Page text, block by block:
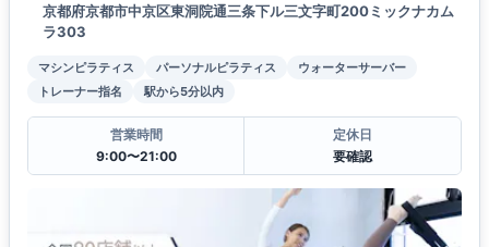
京都府京都市中京区東洞院通三条下ル三文字町200ミックナカム
ラ303
マシンピラティス パーソナルピラティス
ウォーターサーバー
トレーナー指名
駅から5分以内
営業時間
9:00〜21:00
定休日
要確認